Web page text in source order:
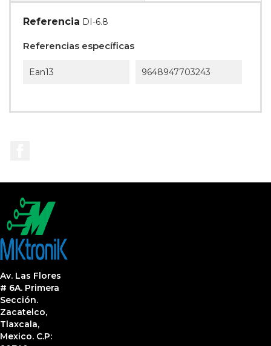
Referencia DI-6.8
Referencias específicas
Ean13 9648947703243
Av. Las Flores
# 6A. Primera
Sección.
Zacatelco,
Tlaxcala,
Mexico. C.P: